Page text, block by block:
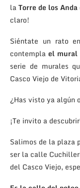
laTorre de los Anda
claro!
Siéntate un rato
contemplael mural
serie de murales
Casco Viejo de
¿Has visto ya algún
¡Te invito a
Salimos de la plaza
ser la calle
del Casco Viejo,